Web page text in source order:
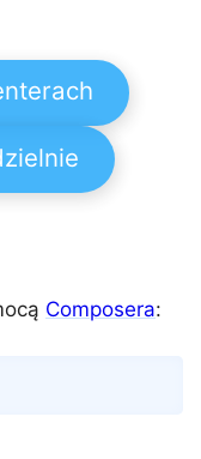
Composera: